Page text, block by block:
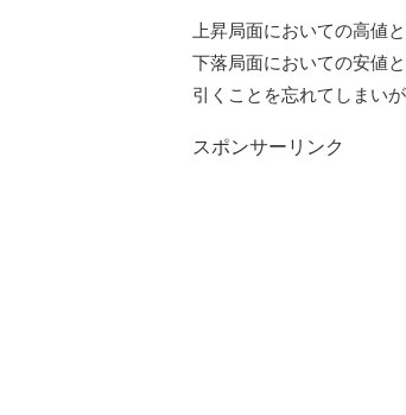
上昇局面においての高値
下落局面においての安値
引くことを忘れてしまいが
スポンサーリンク